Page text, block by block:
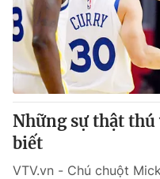
Những sự thật
biết
VTV.vn - Chú chuột